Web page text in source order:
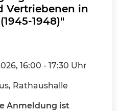
Vertriebenen in
1948)"
16:00 - 17:30 Uhr
Rathaushalle
Anmeldung ist